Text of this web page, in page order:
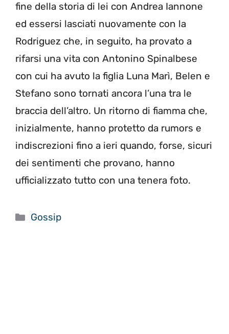
fine della storia di lei con Andrea Iannone
ed essersi lasciati nuovamente con la
Rodriguez che, in seguito, ha provato a
rifarsi una vita con Antonino Spinalbese
con cui ha avuto la figlia Luna Marì, Belen e
Stefano sono tornati ancora l’una tra le
braccia dell’altro. Un ritorno di fiamma che,
inizialmente, hanno protetto da rumors e
indiscrezioni fino a ieri quando, forse, sicuri
dei sentimenti che provano, hanno
ufficializzato tutto con una tenera foto.
Categorie
Gossip